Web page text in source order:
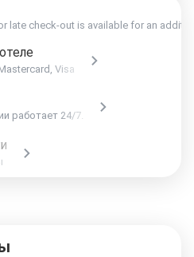
late check-out is available for an
Visa
работает 24/7.